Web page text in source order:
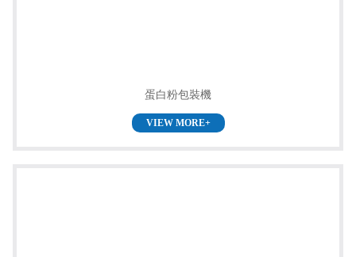
蛋白粉包裝機
VIEW MORE+